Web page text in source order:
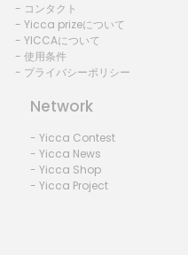
- コンタクト
- Yicca prizeについて
- YICCAについて
- 使用条件
- プライバシーポリシー
Network
- Yicca Contest
- Yicca News
- Yicca Shop
- Yicca Project